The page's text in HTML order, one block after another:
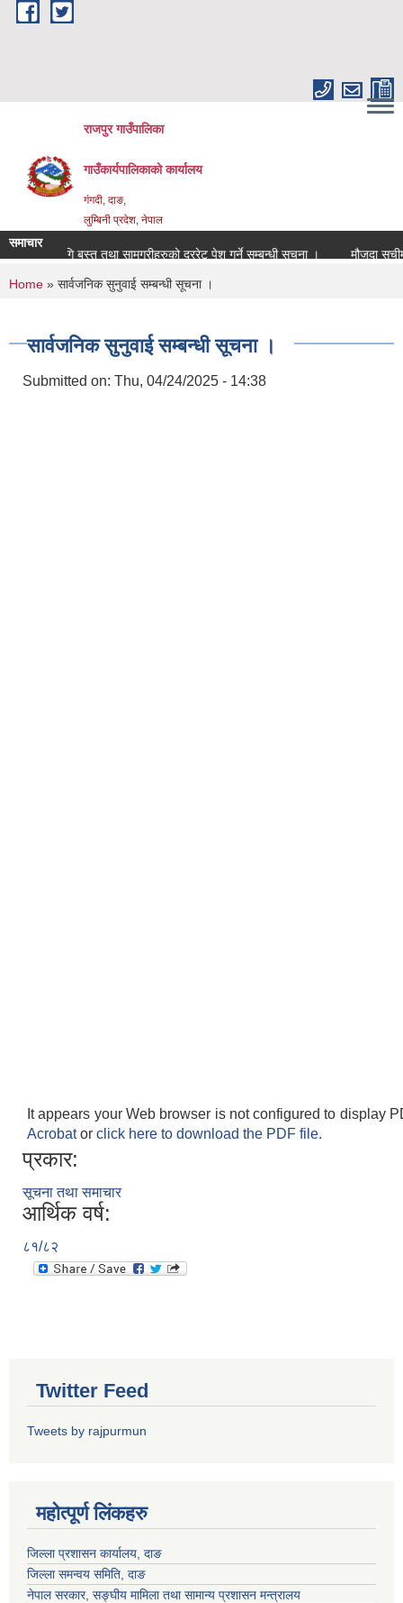
Skip to main content
राजपुर गाउँपालिका
गाउँकार्यपालिकाको कार्यालय
गंगदी, दाङ,
लुम्बिनी प्रदेश, नेपाल
समाचार
को लागि बस्तु तथा सामग्रीहरुको दररेट पेश गर्ने सम्बन्धी सूचना ।
मौजुदा
You are here
Home » सार्वजनिक सुनुवाई सम्बन्धी सूचना ।
सार्वजनिक सुनुवाई सम्बन्धी सूचना ।
Submitted on: Thu, 04/24/2025 - 14:38
It appears your Web browser is not configured to display
Acrobator click here to download the PDF file.
प्रकार:
सूचना तथा समाचार
आर्थिक वर्ष:
८१/८२
Twitter Feed
Tweets by rajpurmun
महोत्पूर्ण लिंकहरु
जिल्ला प्रशासन कार्यालय, दाङ
जिल्ला समन्वय समिति, दाङ
नेपाल सरकार, सङ्घीय मामिला तथा सामान्य प्रशासन मन्त्रालय